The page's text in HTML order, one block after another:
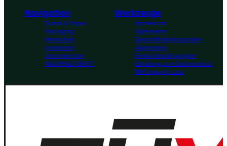
Navigation
Board & Paper
Packaging
Menschen
Investoren
Unternehmen
NACHHALTIGKEIT
Werkzeuge
Impressum
Allgemeine
Geschäftsbedingungen
Allgemeine
Einkaufsbedingungen
Erklärung zum Datenschutz
MM Integrity Line